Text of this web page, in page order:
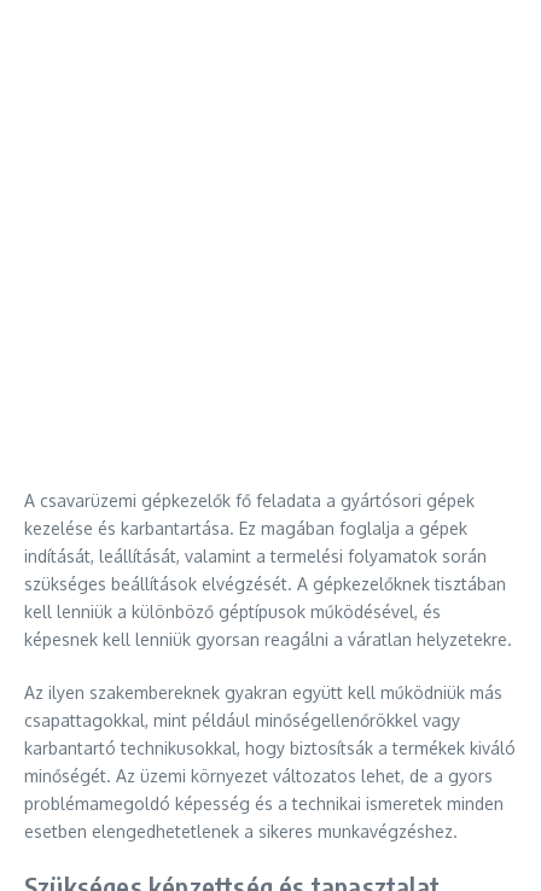
A csavarüzemi gépkezelők fő feladata a gyártósori gépek
kezelése és karbantartása. Ez magában foglalja a gépek
indítását, leállítását, valamint a termelési folyamatok során
szükséges beállítások elvégzését. A gépkezelőknek tisztában
kell lenniük a különböző géptípusok működésével, és
képesnek kell lenniük gyorsan reagálni a váratlan helyzetekre.
Az ilyen szakembereknek gyakran együtt kell működniük más
csapattagokkal, mint például minőségellenőrökkel vagy
karbantartó technikusokkal, hogy biztosítsák a termékek kiváló
minőségét. Az üzemi környezet változatos lehet, de a gyors
problémamegoldó képesség és a technikai ismeretek minden
esetben elengedhetetlenek a sikeres munkavégzéshez.